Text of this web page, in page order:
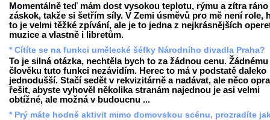
Momentálně teď mám dost vysokou teplotu, rýmu a zítra ráno
záskok, takže si šetřím síly. V Zemi úsměvů pro mě není role,
to je velmi těžké zpívání, ale je to jedna z nejkrásnějších
muzice a vlastně i libretům.
* Cítíte se na funkci umělecké šéfky Národního divadla Praha?
To je silná otázka, nechtěla bych to za žádnou cenu. Žádnému
člověku tuto funkci nezávidím. Herec to má v podstatě daleko
jednodušší. Stačí sedět v rekvizitárně a nadávat, ale něco
řešit, abyste vyhověl několika stranám najednou je asi velmi
obtížné, ale možná v budoucnu ...
* Prý máte hodně aktivit mimo domovskou scénu, prozradíte